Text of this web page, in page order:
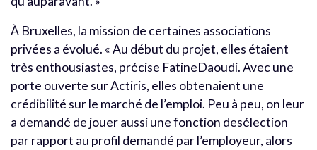
À Bruxelles, la mission de certaines associations
privées a évolué. « Au début du projet, elles étaient
très enthousiastes, précise FatineDaoudi. Avec une
porte ouverte sur Actiris, elles obtenaient une
crédibilité sur le marché de l’emploi. Peu à peu, on leur
a demandé de jouer aussi une fonction desélection
par rapport au profil demandé par l’employeur, alors